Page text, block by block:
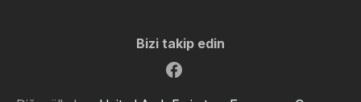
Bizi takip edin